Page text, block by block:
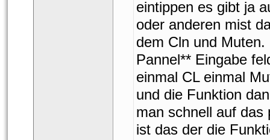
eintippen es gibt ja
oder anderen mist
dem Cln und
Pannel** Eingabe
einmal CL einmal
und die Funktion
man schnell auf das
ist das der die